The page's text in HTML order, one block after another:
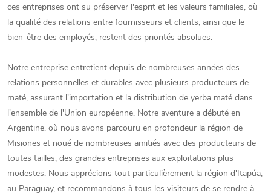
ces entreprises ont su préserver l'esprit et les valeurs familiales, où
la qualité des relations entre fournisseurs et clients, ainsi que le
bien-être des employés, restent des priorités absolues.
Notre entreprise entretient depuis de nombreuses années des
relations personnelles et durables avec plusieurs producteurs de
maté, assurant l'importation et la distribution de yerba maté dans
l'ensemble de l'Union européenne. Notre aventure a débuté en
Argentine, où nous avons parcouru en profondeur la région de
Misiones et noué de nombreuses amitiés avec des producteurs de
toutes tailles, des grandes entreprises aux exploitations plus
modestes. Nous apprécions tout particulièrement la région d'Itapúa,
au Paraguay, et recommandons à tous les visiteurs de se rendre à